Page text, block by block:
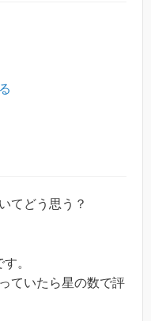
てどう思う？
。
ていたら星の数で評